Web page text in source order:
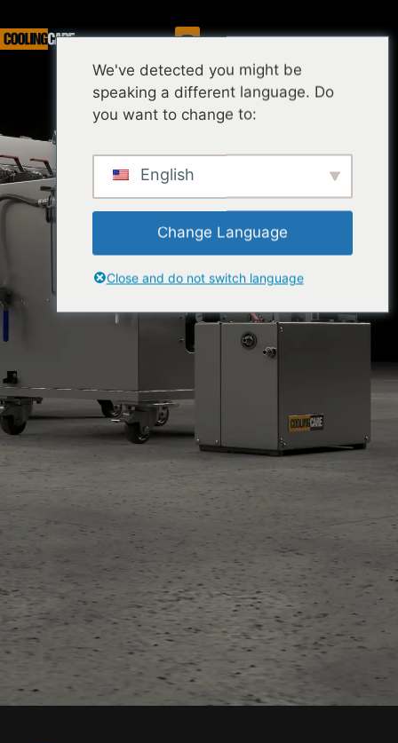
Serwis
We've detected you might be
speaking a different language. Do
you want to change to:
English
Change Language
Close and do not switch language